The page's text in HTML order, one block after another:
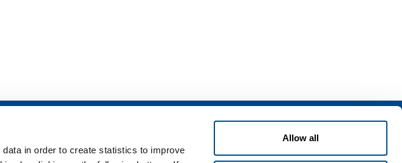
in order to create statistics to improve
Allow all
Prodotti e servizi per la sanità